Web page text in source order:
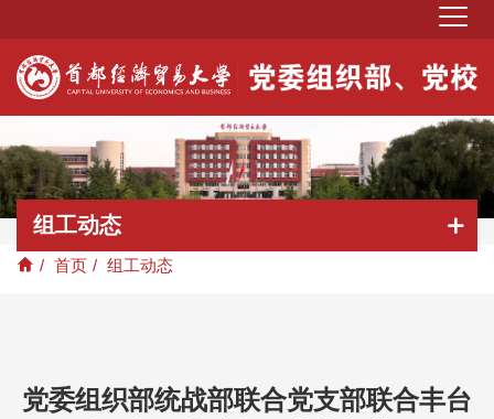
/ 首页 / 组工动态
组工动态
党委组织部统战部联合党支部联合丰台